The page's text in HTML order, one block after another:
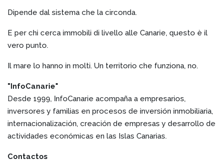
Dipende dal sistema che la circonda.
E per chi cerca immobili di livello alle Canarie, questo è il
vero punto.
Il mare lo hanno in molti. Un territorio che funziona, no.
"InfoCanarie"
Desde 1999, InfoCanarie acompaña a empresarios,
inversores y familias en procesos de inversión inmobiliaria,
internacionalización, creación de empresas y desarrollo de
actividades económicas en las Islas Canarias.
Contactos